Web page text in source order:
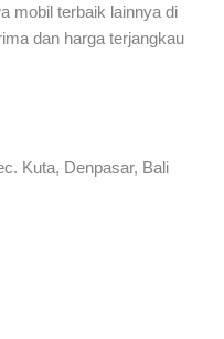
mobil terbaik lainnya di
dan harga terjangkau
Kuta, Denpasar, Bali